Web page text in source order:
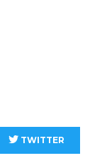
TWITTER